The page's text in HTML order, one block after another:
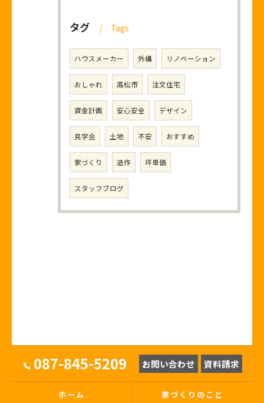
タグ Tags
ハウスメーカー 外構 リノベーション
おしゃれ 高松市 注文住宅
資金計画 安心安全 デザイン
見学会 土地 不安 おすすめ
家づくり 造作 坪単価
スタッフブログ
087-845-5209 お問い合わせ 資料請求
ホーム 家づくりのこと